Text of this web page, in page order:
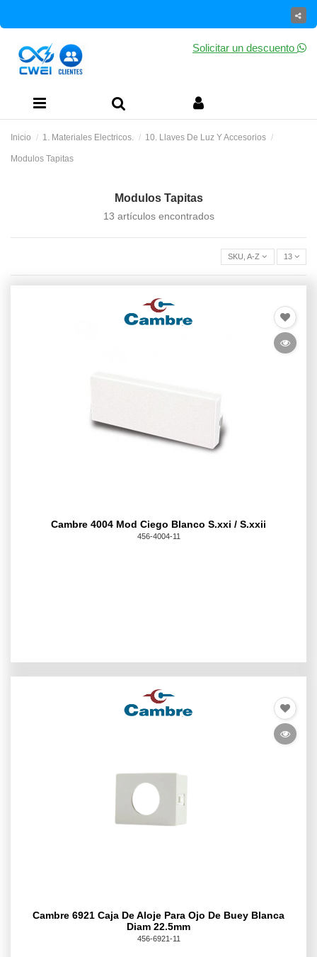
Solicitar un descuento
Inicio 1. Materiales Electricos. 10. Llaves De Luz Y Accesorios
Modulos Tapitas
Modulos Tapitas
13 artículos encontrados
SKU, A-Z
Cambre 4004 Mod Ciego Blanco S.xxi / S.xxii
456-4004-11
Cambre 6921 Caja De Aloje Para Ojo De Buey Blanca
Diam 22.5mm
456-6921-11